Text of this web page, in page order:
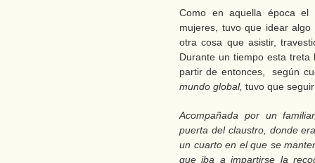
Como en aquella época
mujeres, tuvo que idear
otra cosa que asistir,
Durante un tiempo esta treta
partir de entonces, según
mundo global, tuvo que
Acompañada por un
puerta del claustro, donde
un cuarto en el que se
que iba a impartirse la